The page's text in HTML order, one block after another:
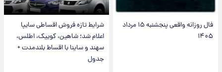
فال روزانه واقعی پنجشنبه ۱۵ مرداد
۱۴۰۵
شرایط تازه فروش اقساطی سایپا
اعلام شد؛ شاهین، کوییک، اطلس،
سهند و ساینا با اقساط بلندمدت +
جدول